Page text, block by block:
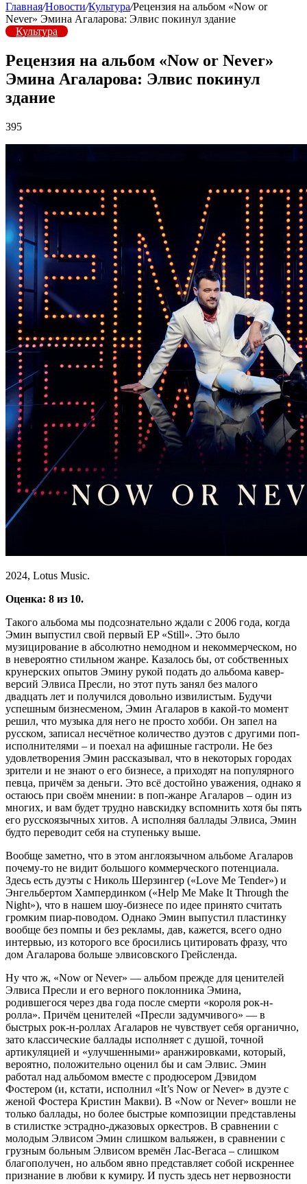
Главная/Новости/Культура/Рецензия на альбом «Now or
Never» Эмина Агаларова: Элвис покинул здание
Культура
Рецензия на альбом «Now or Never»
Эмина Агаларова: Элвис покинул
здание
395
2024, Lotus Music.
Оценка: 8 из 10.
Такого альбома мы подсознательно ждали с 2006 года, когда
Эмин выпустил свой первый EP «Still». Это было
музицирование в абсолютно немодном и некоммерческом, но
в невероятно стильном жанре. Казалось бы, от собственных
крунерских опытов Эмину рукой подать до альбома кавер-
версий Элвиса Пресли, но этот путь занял без малого
двадцать лет и получился довольно извилистым. Будучи
успешным бизнесменом, Эмин Агаларов в какой-то момент
решил, что музыка для него не просто хобби. Он запел на
русском, записал несчётное количество дуэтов с другими поп-
исполнителями – и поехал на афишные гастроли. Не без
удовлетворения Эмин рассказывал, что в некоторых городах
зрители и не знают о его бизнесе, а приходят на популярного
певца, причём за деньги. Это всё достойно уважения, однако я
остаюсь при своём мнении: в поп-жанре Агаларов – один из
многих, и вам будет трудно навскидку вспомнить хотя бы пять
его русскоязычных хитов. А исполняя баллады Элвиса, Эмин
будто переводит себя на ступеньку выше.
Вообще заметно, что в этом англоязычном альбоме Агаларов
почему-то не видит большого коммерческого потенциала.
Здесь есть дуэты с Николь Шерзингер («Love Me Tender») и
Энгельбертом Хампердинком («Help Me Make It Through the
Night»), что в нашем шоу-бизнесе по идее принято считать
громким пиар-поводом. Однако Эмин выпустил пластинку
вообще без помпы и без рекламы, дав, кажется, всего одно
интервью, из которого все бросились цитировать фразу, что
дом Агаларова больше элвисовского Грейсленда.
Ну что ж, «Now or Never» — альбом прежде для ценителей
Элвиса Пресли и его верного поклонника Эмина,
родившегося через два года после смерти «короля рок-н-
ролла». Причём ценителей «Пресли задумчивого» — в
быстрых рок-н-роллах Агаларов не чувствует себя органично,
зато классические баллады исполняет с душой, точной
артикуляцией и «улучшенными» аранжировками, который,
вероятно, положительно оценил бы и сам Элвис. Эмин
работал над альбомом вместе с продюсером Дэвидом
Фостером (и, кстати, исполнил «It’s Now or Never» в дуэте с
женой Фостера Кристин Макви). В «Now or Never» вошли не
только баллады, но более быстрые композиции представлены
в стилистке эстрадно-джазовых оркестров. В сравнении с
молодым Элвисом Эмин слишком вальяжен, в сравнении с
грузным больным Элвисом времён Лас-Вегаса – слишком
благополучен, но альбом явно представляет собой искреннее
признание в любви к кумиру. И пусть здесь нет нервозности